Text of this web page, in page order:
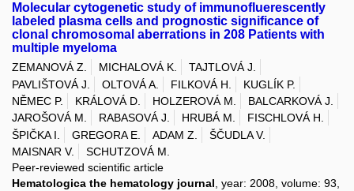
Molecular cytogenetic study of immunofluerescently
labeled plasma cells and prognostic significance of
clonal chromosomal aberrations in 208 Patients with
multiple myeloma
ZEMANOVÁ Z. MICHALOVÁ K.
TAJTLOVÁ J.
PAVLIŠTOVÁ J.
OLTOVÁ A. FILKOVÁ H.
KUGLÍK P.
NĚMEC P.
KRÁLOVÁ D. HOLZEROVÁ M.
BALCARKOVÁ J.
JAROŠOVÁ M.
RABASOVÁ J. HRUBÁ M.
FISCHLOVÁ H.
ŠPIČKA I.
GREGORA E. ADAM Z.
ŠČUDLA V.
MAISNAR V.
SCHUTZOVÁ M.
Peer-reviewed scientific article
Hematologica the hematology journal , year: 2008, volume: 93,